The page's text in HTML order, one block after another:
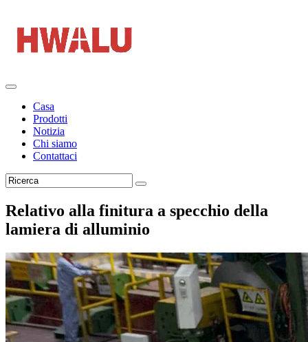
Casa
Prodotti
Notizia
Chi siamo
Contattaci
Relativo alla finitura a specchio della
lamiera di alluminio